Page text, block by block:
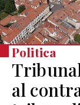
Politica
al